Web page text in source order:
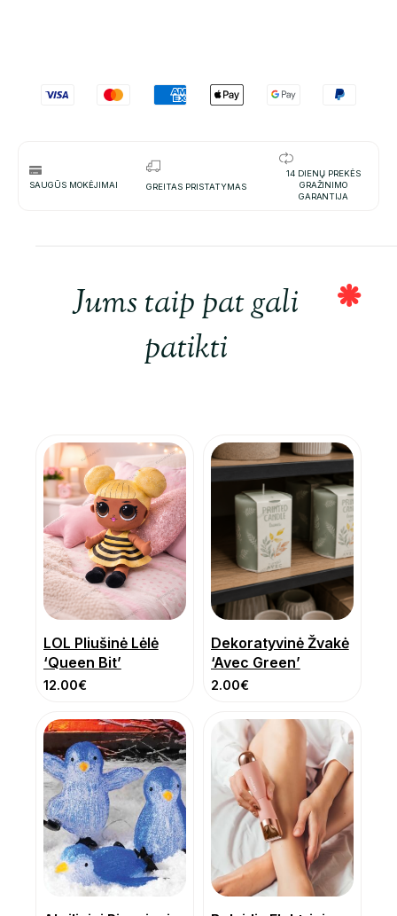
SAUGŪS MOKĖJIMAI GREITAS PRISTATYMAS
14 DIENŲ PREKĖS
GRAŽINIMO
GARANTIJA
Jums taip pat gali
patikti
LOL Pliušinė Lėlė
‘Queen Bit’
12.00€
Dekoratyvinė Žvakė
‘Avec Green’
2.00€